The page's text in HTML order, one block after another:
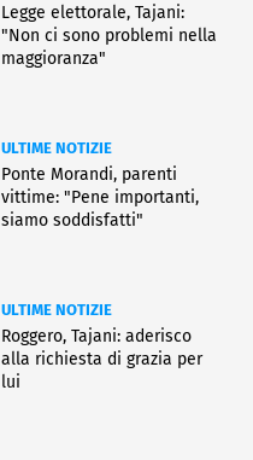
Legge elettorale, Tajani:
"Non ci sono problemi nella
maggioranza"
ULTIME NOTIZIE
Ponte Morandi, parenti
vittime: "Pene importanti,
siamo soddisfatti"
ULTIME NOTIZIE
Roggero, Tajani: aderisco
alla richiesta di grazia per
lui